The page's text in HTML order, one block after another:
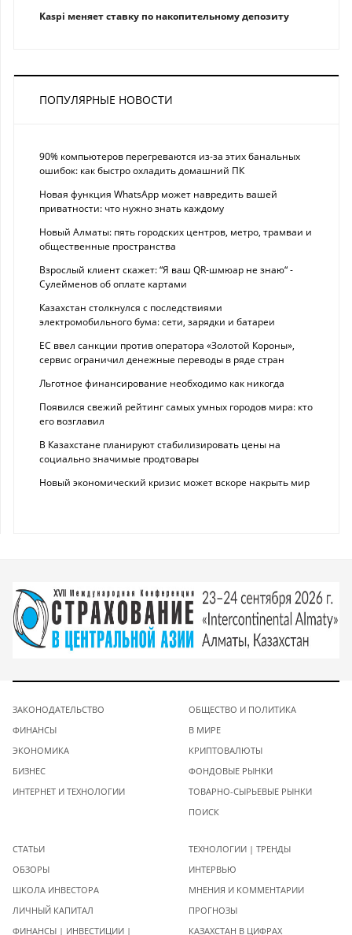
Kaspi меняет ставку по накопительному депозиту
ПОПУЛЯРНЫЕ НОВОСТИ
90% компьютеров перегреваются из-за этих банальных
ошибок: как быстро охладить домашний ПК
Новая функция WhatsApp может навредить вашей
приватности: что нужно знать каждому
Новый Алматы: пять городских центров, метро, трамваи и
общественные пространства
Взрослый клиент скажет: “Я ваш QR-шмюар не знаю“ -
Сулейменов об оплате картами
Казахстан столкнулся с последствиями
электромобильного бума: сети, зарядки и батареи
ЕС ввел санкции против оператора «Золотой Короны»,
сервис ограничил денежные переводы в ряде стран
Льготное финансирование необходимо как никогда
Появился свежий рейтинг самых умных городов мира: кто
его возглавил
В Казахстане планируют стабилизировать цены на
социально значимые продтовары
Новый экономический кризис может вскоре накрыть мир
ЗАКОНОДАТЕЛЬСТВО
ФИНАНСЫ
ЭКОНОМИКА
БИЗНЕС
ИНТЕРНЕТ И ТЕХНОЛОГИИ
ОБЩЕСТВО И ПОЛИТИКА
В МИРЕ
КРИПТОВАЛЮТЫ
ФОНДОВЫЕ РЫНКИ
ТОВАРНО-СЫРЬЕВЫЕ РЫНКИ
ПОИСК
СТАТЬИ
ОБЗОРЫ
ШКОЛА ИНВЕСТОРА
ЛИЧНЫЙ КАПИТАЛ
ФИНАНСЫ | ИНВЕСТИЦИИ |
ТЕХНОЛОГИИ | ТРЕНДЫ
ИНТЕРВЬЮ
МНЕНИЯ И КОММЕНТАРИИ
ПРОГНОЗЫ
КАЗАХСТАН В ЦИФРАХ